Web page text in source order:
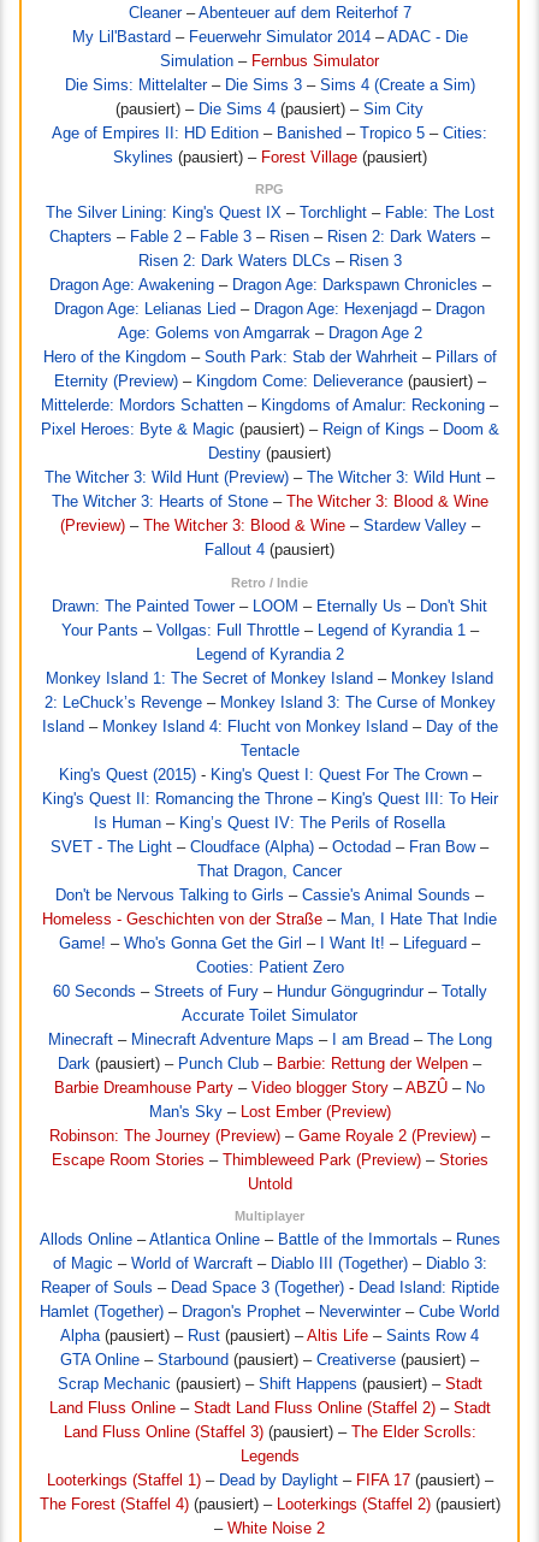
Cleaner–Abenteuer auf dem Reiterhof 7
My Lil'Bastard – Feuerwehr Simulator 2014–ADAC - Die
Simulation – Fernbus Simulator
Die Sims: Mittelalter– Die Sims 3– Sims 4 (Create a Sim)
(pausiert) – Die Sims 4 (pausiert) – Sim City
Age of Empires II: HD Edition – Banished – Tropico 5 – Cities:
Skylines (pausiert) – Forest Village(pausiert)
RPG
The Silver Lining: King's Quest IX– Torchlight– Fable: The Lost
Chapters – Fable 2 – Fable 3 – Risen – Risen 2: Dark Waters –
Risen 2: Dark Waters DLCs – Risen 3
Dragon Age: Awakening– Dragon Age: Darkspawn Chronicles –
Dragon Age: Lelianas Lied – Dragon Age: Hexenjagd – Dragon
Age: Golems von Amgarrak– Dragon Age 2
Hero of the Kingdom – South Park: Stab der Wahrheit– Pillars of
Eternity (Preview)– Kingdom Come: Delieverance(pausiert) –
Mittelerde: Mordors Schatten – Kingdoms of Amalur: Reckoning –
Pixel Heroes: Byte & Magic (pausiert) – Reign of Kings – Doom &
Destiny (pausiert)
The Witcher 3: Wild Hunt (Preview) – The Witcher 3: Wild Hunt –
The Witcher 3: Hearts of Stone–
The Witcher 3: Blood & Wine
(Preview)– The Witcher 3: Blood & Wine– Stardew Valley–
Fallout 4 (pausiert)
Retro / Indie
Drawn: The Painted Tower– LOOM – Eternally Us – Don't Shit
Your Pants – Vollgas: Full Throttle– Legend of Kyrandia 1 –
Legend of Kyrandia 2
Monkey Island 1: The Secret of Monkey Island – Monkey Island
2: LeChuck’s Revenge– Monkey Island 3: The Curse of Monkey
Island – Monkey Island 4: Flucht von Monkey Island – Day of the
Tentacle
King's Quest (2015)- King's Quest I: Quest For The Crown–
King's Quest II: Romancing the Throne– King's Quest III: To Heir
Is Human – King’s Quest IV: The Perils of Rosella
SVET - The Light – Cloudface (Alpha) – Octodad – Fran Bow–
That Dragon, Cancer
Don't be Nervous Talking to Girls – Cassie's Animal Sounds –
Homeless - Geschichten von der Straße – Man, I Hate That Indie
Game! – Who's Gonna Get the Girl – I Want It! – Lifeguard –
Cooties: Patient Zero
60 Seconds – Streets of Fury– Hundur Göngugrindur– Totally
Accurate Toilet Simulator
Minecraft– Minecraft Adventure Maps – I am Bread – The Long
Dark (pausiert) – Punch Club – Barbie: Rettung der Welpen –
Barbie Dreamhouse Party – Video blogger Story –ABZÛ – No
Man's Sky–
Lost Ember (Preview)
Robinson: The Journey (Preview) – Game Royale 2 (Preview) –
Escape Room Stories – Thimbleweed Park (Preview)– Stories
Untold
Multiplayer
Allods Online–Atlantica Online– Battle of the Immortals – Runes
of Magic – World of Warcraft– Diablo III (Together)– Diablo 3:
Reaper of Souls – Dead Space 3 (Together)- Dead Island: Riptide
Hamlet (Together) – Dragon's Prophet – Neverwinter– Cube World
Alpha(pausiert) – Rust (pausiert) –Altis Life – Saints Row 4
GTA Online – Starbound (pausiert) – Creativerse (pausiert) –
Scrap Mechanic (pausiert) – Shift Happens (pausiert) – Stadt
Land Fluss Online– Stadt Land Fluss Online (Staffel 2)– Stadt
Land Fluss Online (Staffel 3)(pausiert) –
The Elder Scrolls:
Legends
Looterkings (Staffel 1)– Dead by Daylight– FIFA 17(pausiert) –
The Forest (Staffel 4)(pausiert) – Looterkings (Staffel 2)(pausiert)
– White Noise 2